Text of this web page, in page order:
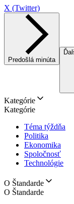
X (Twitter)
Predošlá minúta
Kategórie
Kategórie
Téma týždňa
Politika
Ekonomika
Spoločnosť
Technológie
O Štandarde
O Štandarde